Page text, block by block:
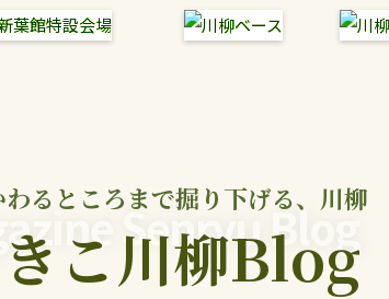
るところまで掘り下げる、川柳
Senryu Blog
こ川柳Blog